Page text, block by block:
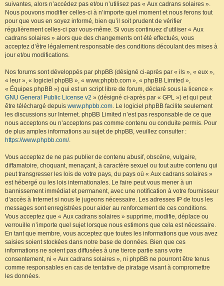
suivantes, alors n’accédez pas et/ou n’utilisez pas « Aux cadrans solaires ».
Nous pouvons modifier celles-ci à n’importe quel moment et nous ferons tout
pour que vous en soyez informé, bien qu’il soit prudent de vérifier
régulièrement celles-ci par vous-même. Si vous continuez d’utiliser « Aux
cadrans solaires » alors que des changements ont été effectués, vous
acceptez d’être légalement responsable des conditions découlant des mises à
jour et/ou modifications.
Nos forums sont développés par phpBB (désigné ci-après par « ils », « eux »,
« leur », « logiciel phpBB », « www.phpbb.com », « phpBB Limited »,
« Équipes phpBB ») qui est un script libre de forum, déclaré sous la licence «
GNU General Public License v2 » (désigné ci-après par « GPL ») et qui peut
être téléchargé depuis www.phpbb.com. Le logiciel phpBB facilite seulement
les discussions sur Internet. phpBB Limited n’est pas responsable de ce que
nous acceptons ou n’acceptons pas comme contenu ou conduite permis. Pour
de plus amples informations au sujet de phpBB, veuillez consulter :
https://www.phpbb.com/.
Vous acceptez de ne pas publier de contenu abusif, obscène, vulgaire,
diffamatoire, choquant, menaçant, à caractère sexuel ou tout autre contenu qui
peut transgresser les lois de votre pays, du pays où « Aux cadrans solaires »
est hébergé ou les lois internationales. Le faire peut vous mener à un
bannissement immédiat et permanent, avec une notification à votre fournisseur
d’accès à Internet si nous le jugeons nécessaire. Les adresses IP de tous les
messages sont enregistrées pour aider au renforcement de ces conditions.
Vous acceptez que « Aux cadrans solaires » supprime, modifie, déplace ou
verrouille n’importe quel sujet lorsque nous estimons que cela est nécessaire.
En tant que membre, vous acceptez que toutes les informations que vous avez
saisies soient stockées dans notre base de données. Bien que ces
informations ne soient pas diffusées à une tierce partie sans votre
consentement, ni « Aux cadrans solaires », ni phpBB ne pourront être tenus
comme responsables en cas de tentative de piratage visant à compromettre
les données.